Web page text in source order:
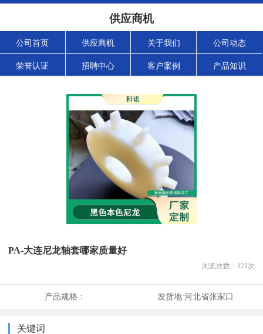
供应商机
公司首页 供应商机 关于我们 公司动态
荣誉认证 招聘中心 客户案例 产品知识
PA-大连尼龙轴套哪家质量好
浏览次数： 121次
产品规格： 发货地:河北省张家口
关键词